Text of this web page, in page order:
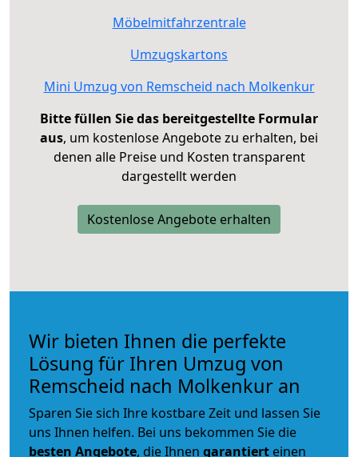
Möbelmitfahrzentrale
Umzugskartons
Mini Umzug von Remscheid nach Molkenkur
Bitte füllen Sie das bereitgestellte Formular
aus, um kostenlose Angebote zu erhalten, bei
denen alle Preise und Kosten transparent
dargestellt werden
Kostenlose Angebote erhalten
Wir bieten Ihnen die perfekte
Lösung für Ihren Umzug von
Remscheid nach Molkenkur an
Sparen Sie sich Ihre kostbare Zeit und lassen Sie
uns Ihnen helfen. Bei uns bekommen Sie die
besten Angebote, die Ihnen garantiert einen